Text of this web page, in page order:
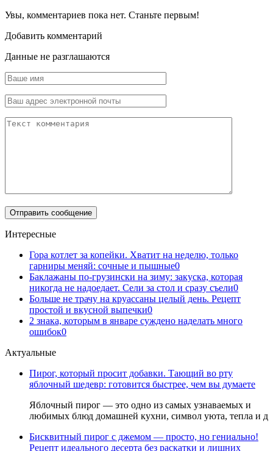
Увы, комментариев пока нет. Станьте первым!
Добавить комментарий
Данные не разглашаются
Интересные
Гора котлет за копейки. Хватит на неделю, только
гарниры меняй: сочные и пышные0
Баклажаны по-грузински на зиму: закуска, которая
никогда не надоедает. Сели за стол и сразу съели0
Больше не трачу на круассаны целый день. Рецепт
простой и вкусной выпечки0
2 знака, которым в январе суждено наделать много
ошибок0
Актуальные
Пирог, который просит добавки. Тающий во рту
яблочный шедевр: готовится быстрее, чем вы думаете
Яблочный пирог — это одно из самых узнаваемых и
любимых блюд домашней кухни, символ уюта, тепла и д
Бисквитный пирог с джемом — просто, но гениально!
Рецепт идеального десерта без раскатки и лишних